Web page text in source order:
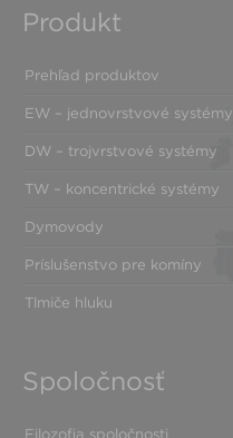
Produkt
Prehľad produktov
EW – jednovrstvové systémy
DW – trojvrstvové systémy
TW – koncentrické systémy
Dymovody
Príslušenstvo pre komíny
Tlmiče hluku
Spoločnosť
Filozofia spoločnosti